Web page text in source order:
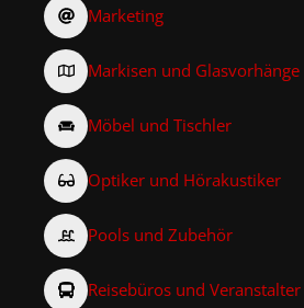
Marketing
Markisen und Glasvorhänge
Möbel und Tischler
Optiker und Hörakustiker
Pools und Zubehör
Reisebüros und Veranstalter